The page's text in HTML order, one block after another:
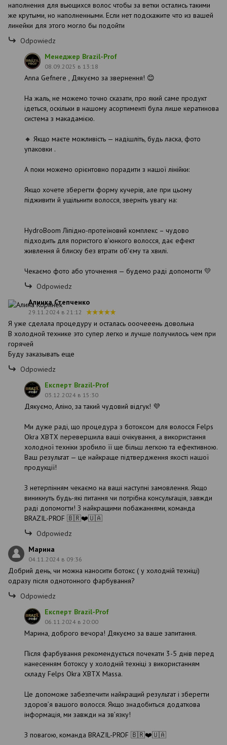
наполнения для вьющихся волос чтобы за ветки остались такими
же крутыми, но наполненными. Если нет подскажите что из вашей
линейки для этого могло бы подойти
Odpowiedz
Менеджер Brazil-Prof
08.09.2025 в 13:18
Anna Gefnere , Дякуємо за звернення! 😊
На жаль, не можемо точно сказати, про який саме продукт
ідеться, оскільки в нашому асортименті була лише кератинова
система з макадамією.
🔸 Якщо маєте можливість — надішліть, будь ласка, фото
упаковки .
А поки можемо орієнтовно порадити з нашої лінійки:
Якщо хочете зберегти форму кучерів, але при цьому
підживити й ущільнити волосся, зверніть увагу на:
HydroBoom Ліпідно-протеїновий комплекс – чудово
підходить для пористого в’юнкого волосся, дає ефект
живлення й блиску без втрати об'єму та хвилі.
Чекаємо фото або уточнення — будемо раді допомогти 💛
Odpowiedz
Алинка Степченко
29.11.2024 в 21:12
Я уже сделала процедуру и осталась ооочееень довольна
В холодной технике это супер легко и лучше получилось чем при
горячей
Буду заказывать еще
Odpowiedz
Експерт Brazil-Prof
03.12.2024 в 15:30
Дякуємо, Аліно, за такий чудовий відгук! 💜
Ми дуже раді, що процедура з ботоксом для волосся Felps
Okra XBTX перевершила ваші очікування, а використання
холодної техніки зробило її ще більш легкою та ефективною.
Ваш результат — це найкраще підтвердження якості нашої
продукції!
З нетерпінням чекаємо на ваші наступні замовлення. Якщо
виникнуть будь-які питання чи потрібна консультація, завжди
раді допомогти! З найкращими побажаннями, команда
BRAZIL-PROF 🇧🇷❤️🇺🇦
Odpowiedz
Марина
04.11.2024 в 09:36
Добрий день, чи можна наносити ботокс ( у холодній техніці)
одразу після однотонного фарбування?
Odpowiedz
Експерт Brazil-Prof
06.11.2024 в 20:00
Марина, доброго вечора! Дякуємо за ваше запитання.
Після фарбування рекомендується почекати 3-5 днів перед
нанесенням ботоксу у холодній техніці з використанням
складу Felps Okra XBTX Massa.
Це допоможе забезпечити найкращий результат і зберегти
здоров’я вашого волосся. Якщо знадобиться додаткова
інформація, ми завжди на зв’язку!
З повагою, команда BRAZIL-PROF 🇧🇷❤️🇺🇦